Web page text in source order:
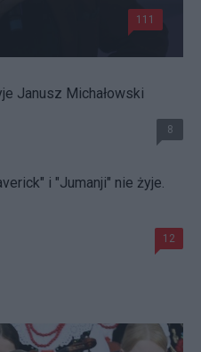
111
Janusz Michałowski
8
i "Jumanji" nie żyje.
12